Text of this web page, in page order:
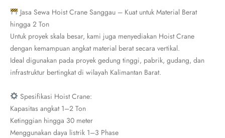
Jasa Sewa Hoist Crane Sanggau – Kuat untuk Material Berat
hingga 2 Ton
Untuk proyek skala besar, kami juga menyediakan Hoist Crane
dengan kemampuan angkat material berat secara vertikal.
Ideal digunakan pada proyek gedung tinggi, pabrik, gudang, dan
infrastruktur bertingkat di wilayah Kalimantan Barat.
Spesifikasi Hoist Crane:
Kapasitas angkat 1–2 Ton
Ketinggian hingga 30 meter
Menggunakan daya listrik 1–3 Phase